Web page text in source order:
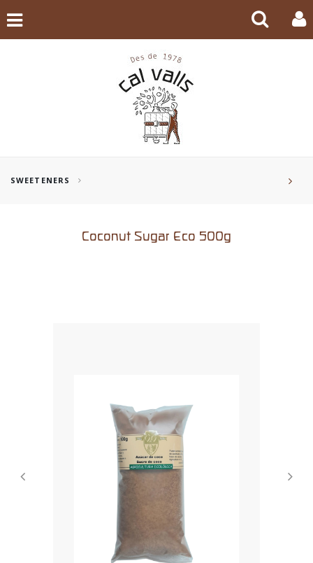
SWEETENERS
Coconut Sugar Eco 500g